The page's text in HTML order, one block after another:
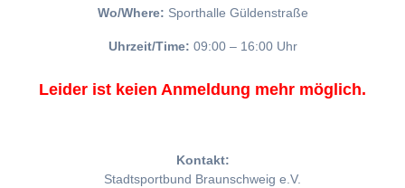
Wo/Where: Sporthalle Güldenstraße
Uhrzeit/Time: 09:00 – 16:00 Uhr
Leider ist keien Anmeldung mehr möglich.
Kontakt:
Stadtsportbund Braunschweig e.V.